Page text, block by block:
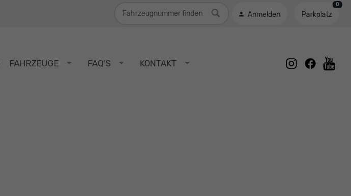
Anmelden Parkplatz
0
FAHRZEUGE FAQ'S KONTAKT instagram
facebook